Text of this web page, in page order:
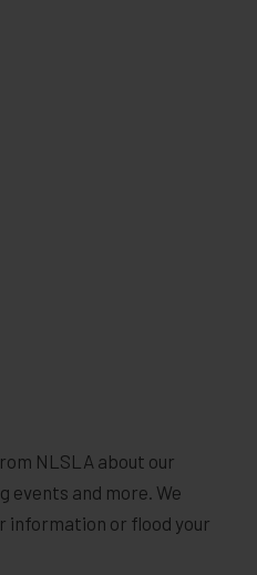
NLSLA about our
events and more. We
information or flood your